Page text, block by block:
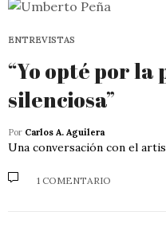
ENTREVISTAS
“Yo opté por la
silenciosa”
Por Carlos A. Aguilera
Una conversación con el
1 COMENTARIO